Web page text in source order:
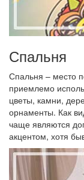
Спальня
Спальня – место
приемлемо
цветы, камни,
орнаменты. Как
чаще являются
акцентом, хотя